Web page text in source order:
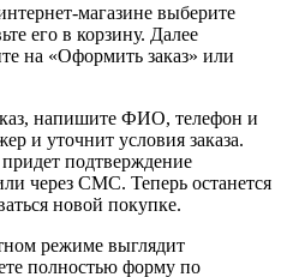
магазине выберите
его в корзину. Далее
на «Оформить заказ» или
напишите ФИО, телефон и
и уточнит условия заказа.
придет подтверждение
через СМС. Теперь останется
новой покупке.
режиме выглядит
полностью форму по